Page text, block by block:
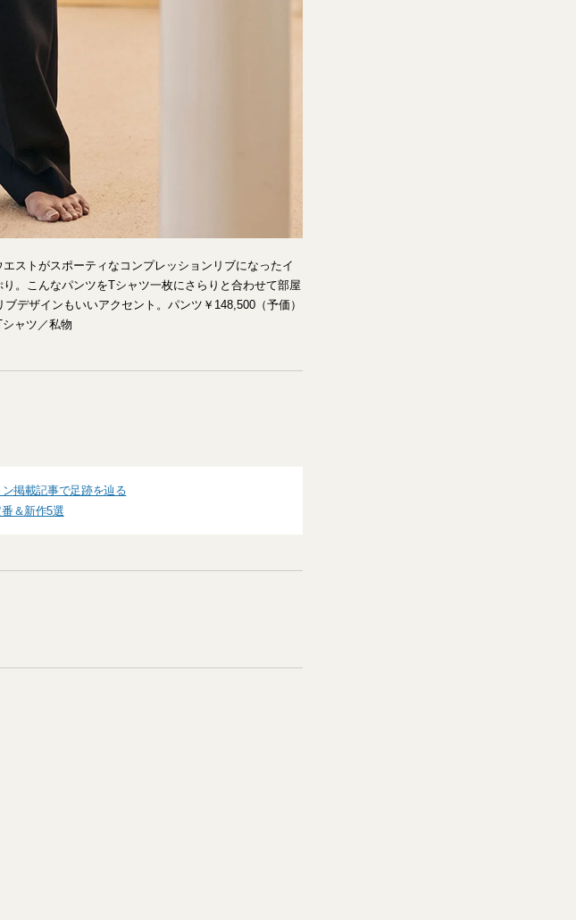
ストがスポーティなコンプレッションリブになったイ
。こんなパンツをTシャツ一枚にさらりと合わせて部屋
デザインもいいアクセント。パンツ￥148,500（予価）
ャツ／私物
掲載記事で足跡を辿る
＆新作5選